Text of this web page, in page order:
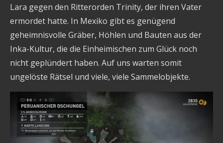
Lara gegen den Ritterorden Trinity, der ihren Vater
ermordet hatte. In Mexiko gibt es genügend
geheimnisvolle Gräber, Höhlen und Bauten aus der
Inka-Kultur, die die Einheimischen zum Glück noch
nicht geplündert haben. Auf uns warten somit
ungelöste Rätsel und viele, viele Sammelobjekte.